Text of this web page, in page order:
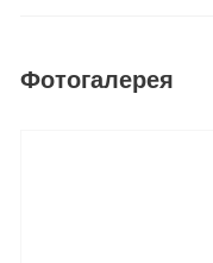
Фотогалерея